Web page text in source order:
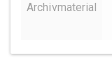
Archivmaterial